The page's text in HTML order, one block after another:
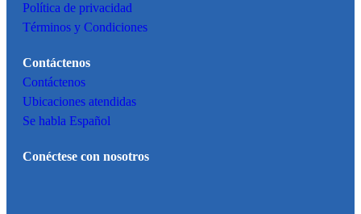
Política de privacidad
Términos y Condiciones
Contáctenos
Contáctenos
Ubicaciones atendidas
Se habla Español
Conéctese con nosotros